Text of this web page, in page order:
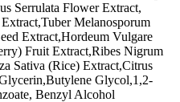
Serrulata Flower Extract,
Melanosporum
Extract,Hordeum Vulgare
Fruit Extract,Ribes Nigrum
Sativa (Rice) Extract,Citrus
Glycol,1,2-
Benzyl Alcohol